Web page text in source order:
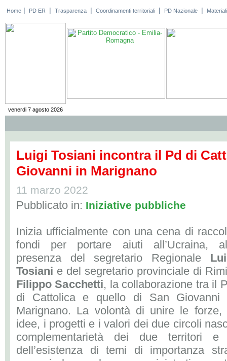
Home | PD ER | Trasparenza | Coordinamenti territoriali | PD Nazionale | Materiali
venerdi 7 agosto 2026
Luigi Tosiani incontra il Pd di
Giovanni in Marignano
11 marzo 2022
Pubblicato in: Iniziative pubbliche
Inizia ufficialmente con una cena di
fondi per portare aiuti all’Ucraina,
presenza del segretario Regionale
Tosiani e del segretario provinciale di
Filippo Sacchetti, la collaborazione tra il
di Cattolica e quello di San Giovanni
Marignano. La volontà di unire le forze,
idee, i progetti e i valori dei due circoli
complementarietà dei due territori e
dell’esistenza di temi di importanza